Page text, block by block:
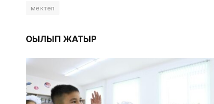
мектеп
ОҚЫЛЫП ЖАТЫР